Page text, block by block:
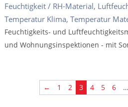
Feuchtigkeit / RH-Material,
Temperatur Klima, Temperatur
Feuchtigkeits- und
und Wohnungsinspektionen - mit
← 1 2 3 4 5 6 …